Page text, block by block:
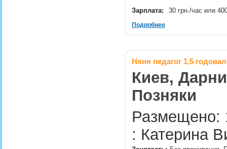
Зарплата: 30 грн./час или
Подробнее
Няня педагог 1,5
Киев,
Позняки
Размещено:
: Катерина